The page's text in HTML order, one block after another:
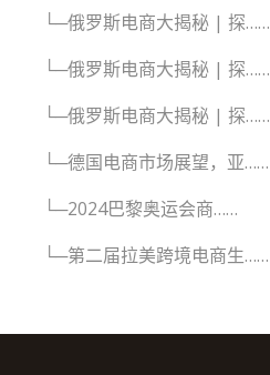
└─俄罗斯电商大揭秘 | 探……
└─俄罗斯电商大揭秘 | 探……
└─俄罗斯电商大揭秘 | 探……
└─德国电商市场展望，亚……
└─2024巴黎奥运会商……
└─第二届拉美跨境电商生……